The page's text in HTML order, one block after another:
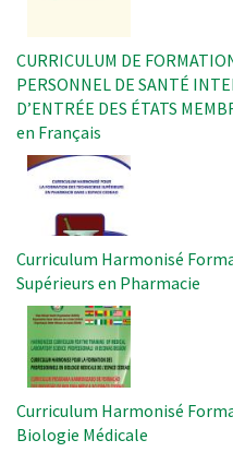
CURRICULUM DE
PERSONNEL DE SANTÉ
D’ENTRÉE DES ÉTATS
en Français
Image
Curriculum Harmonisé
Supérieurs en Pharmacie
Image
Curriculum Harmonisé
Biologie Médicale